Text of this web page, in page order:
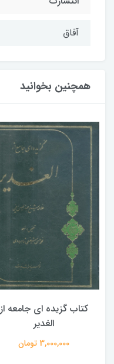
آفاق
همچنین بخوانید
کتاب گزیده ای جامعه از
الغدیر
3,000,000 تومان